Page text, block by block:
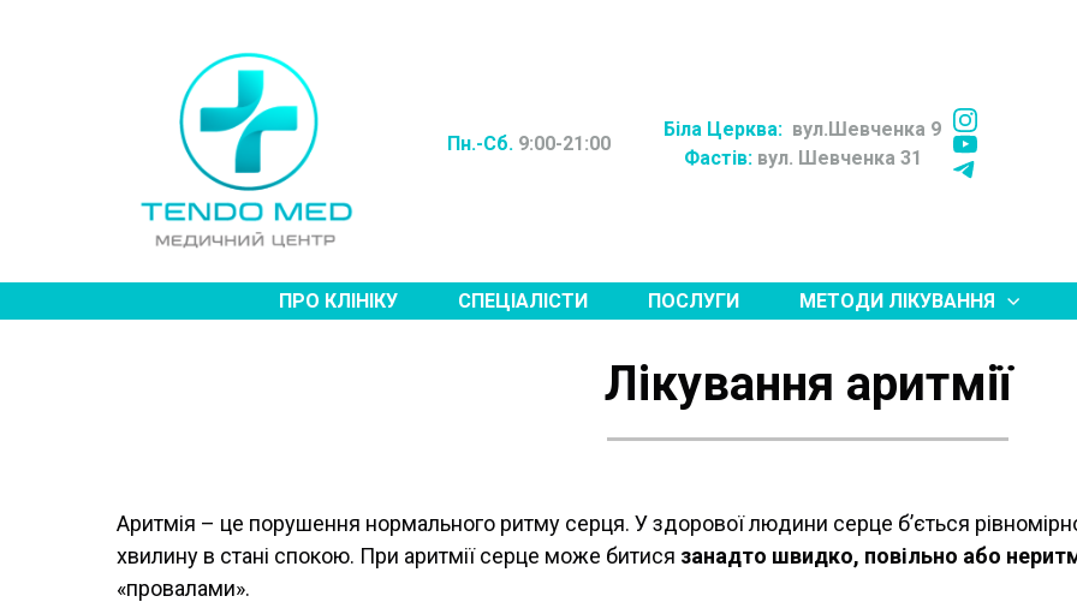
Пн.-Сб. 9:00-21:00
Біла Церква: вул.Шевченка 9
Фастів: вул. Шевченка 31
ПРО КЛІНІКУ СПЕЦІАЛІСТИ ПОСЛУГИ МЕТОДИ ЛІКУВАННЯ
Лікування аритмії
Аритмія – це порушення нормального ритму серця. У здорової людини серце б’ється
хвилину в стані спокою. При аритмії серце може битися занадто швидко, повільно або
«провалами».